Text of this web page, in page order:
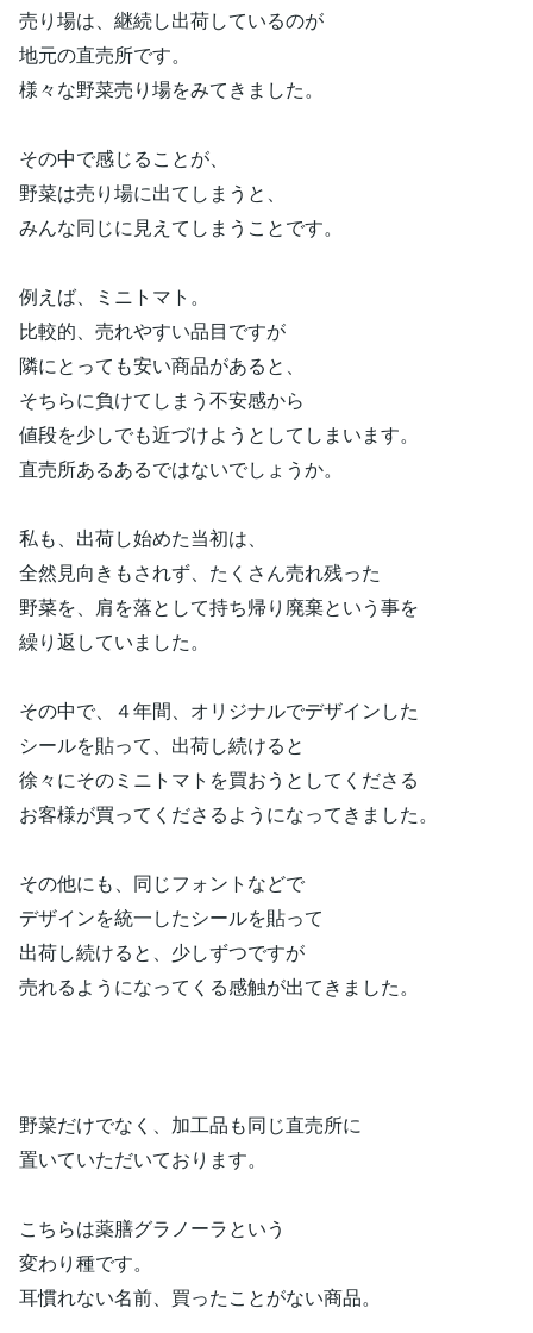
売り場は、継続し出荷しているのが
地元の直売所です。
様々な野菜売り場をみてきました。
その中で感じることが、
野菜は売り場に出てしまうと、
みんな同じに見えてしまうことです。
例えば、ミニトマト。
比較的、売れやすい品目ですが
隣にとっても安い商品があると、
そちらに負けてしまう不安感から
値段を少しでも近づけようとしてしまいます。
直売所あるあるではないでしょうか。
私も、出荷し始めた当初は、
全然見向きもされず、たくさん売れ残った
野菜を、肩を落として持ち帰り廃棄という事を
繰り返していました。
その中で、４年間、オリジナルでデザインした
シールを貼って、出荷し続けると
徐々にそのミニトマトを買おうとしてくださる
お客様が買ってくださるようになってきました。
その他にも、同じフォントなどで
デザインを統一したシールを貼って
出荷し続けると、少しずつですが
売れるようになってくる感触が出てきました。
野菜だけでなく、加工品も同じ直売所に
置いていただいております。
こちらは薬膳グラノーラという
変わり種です。
耳慣れない名前、買ったことがない商品。